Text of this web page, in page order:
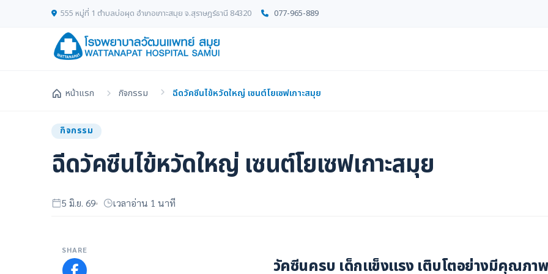
555 หมู่ที่ 1 ตำบลบ่อผุด อำเภอเกาะสมุย จ.สุราษฎร์ธานี 84320 077-965-889
หน้าแรก กิจกรรม ฉีดวัคซีนไข้หวัดใหญ่ เซนต์โยเซฟเกาะสมุย
กิจกรรม
ฉีดวัคซีนไข้หวัดใหญ่ เซนต์โยเซฟเกาะสมุย
5 มิ.ย. 69 เวลาอ่าน 1 นาที
SHARE
วัคซีนครบ เด็กแข็งแรง เติบโตอย่างมีคุณภา